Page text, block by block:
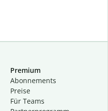
Premium
Abon­ne­ments
Preise
Für Teams